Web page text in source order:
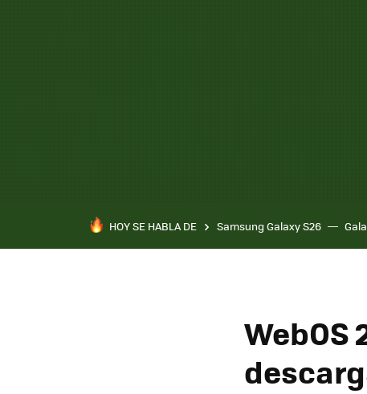
HOY SE HABLA DE Samsung Galaxy S26
WebOS